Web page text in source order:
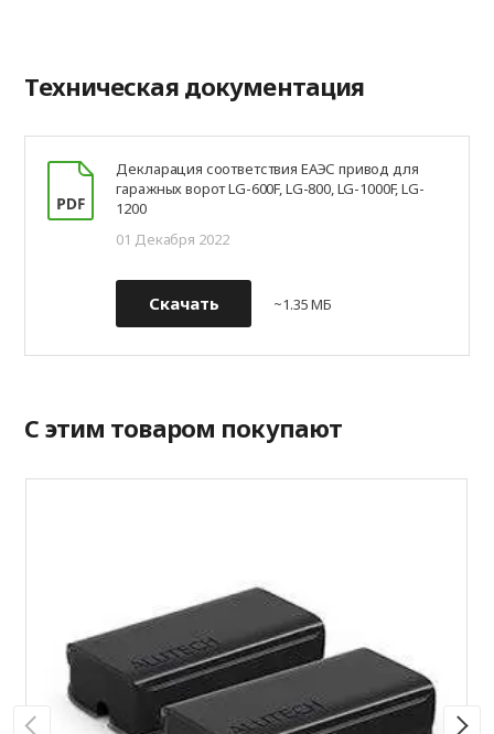
Техническая документация
Декларация соответствия ЕАЭС привод для
гаражных ворот LG-600F, LG-800, LG-1000F, LG-
1200
01 Декабря 2022
Скачать ~1.35 МБ
С этим товаром покупают